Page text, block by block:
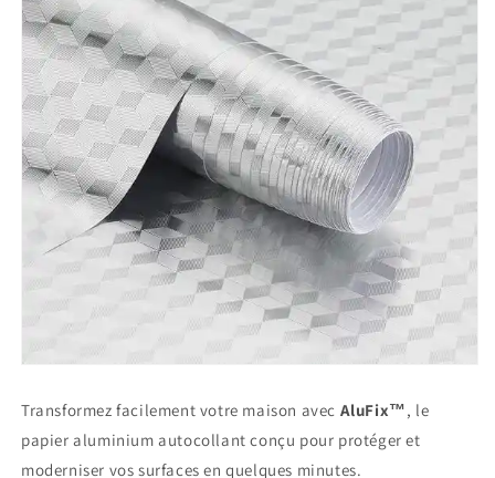
Transformez facilement votre maison avec AluFix™, le
papier aluminium autocollant conçu pour protéger et
moderniser vos surfaces en quelques minutes.